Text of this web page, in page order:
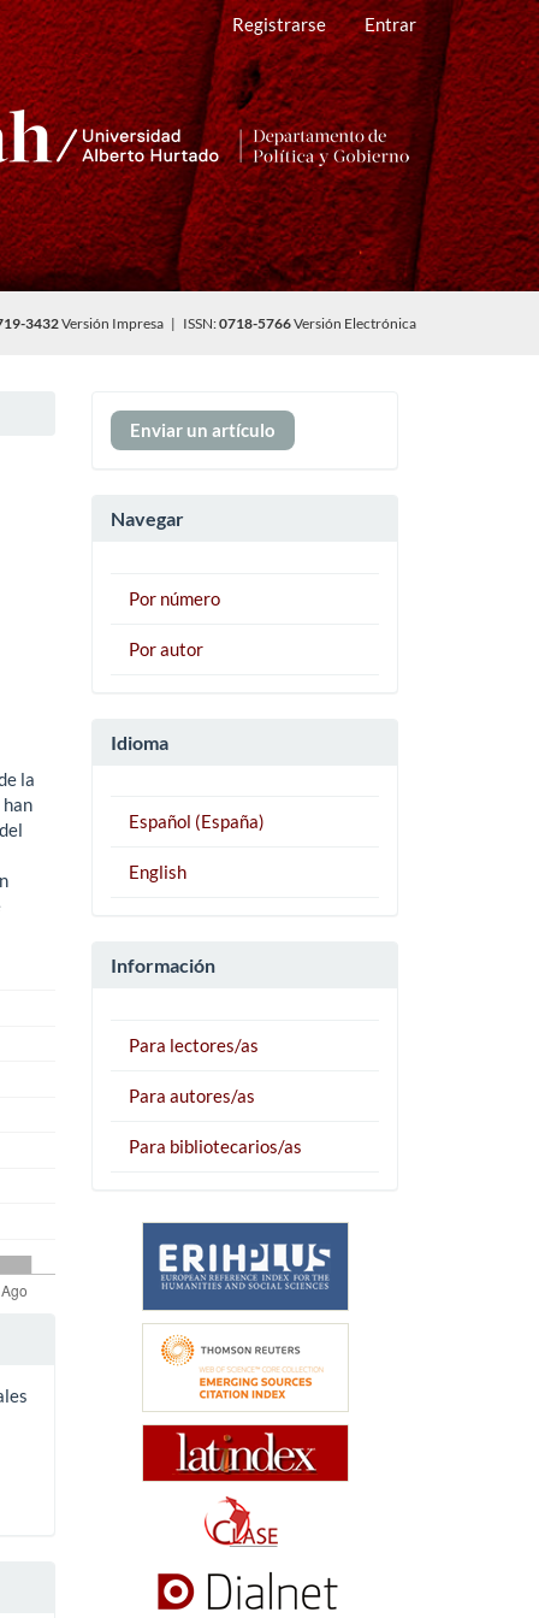
Registrarse Entrar
3432Versión Impresa | ISSN:0718-5766Versión Electrónica
la
Enviar
un
Enviar un artículo
Navegar
Por número
Por autor
Idioma
Español (España)
English
Información
Para lectores/as
Para autores/as
Para bibliotecarios/as